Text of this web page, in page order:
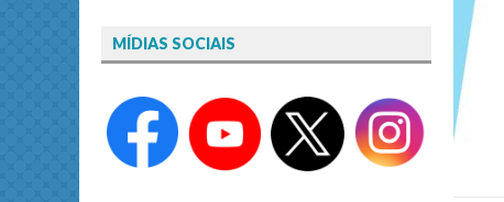
MÍDIAS SOCIAIS